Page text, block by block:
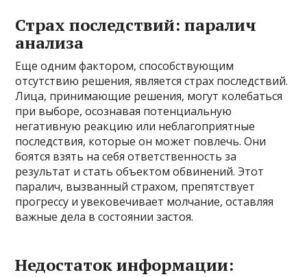
Страх последствий: паралич
анализа
Еще одним фактором, способствующим
отсутствию решения, является страх последствий.
Лица, принимающие решения, могут колебаться
при выборе, осознавая потенциальную
негативную реакцию или неблагоприятные
последствия, которые он может повлечь. Они
боятся взять на себя ответственность за
результат и стать объектом обвинений. Этот
паралич, вызванный страхом, препятствует
прогрессу и увековечивает молчание, оставляя
важные дела в состоянии застоя.
Недостаток информации: